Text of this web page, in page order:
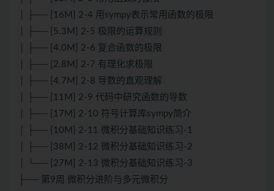
│ ├── [16M] 2-4 用sympy表示常用函数的极限
│ ├── [5.3M] 2-5 极限的运算规则
│ ├── [4.0M] 2-6 复合函数的极限
│ ├── [2.8M] 2-7 有理化求极限
│ ├── [4.7M] 2-8 导数的直观理解
│ ├── [11M] 2-9 代码中研究函数的导数
│ ├── [17M] 2-10 符号计算库sympy简介
│ ├── [10M] 2-11 微积分基础知识练习-1
│ ├── [38M] 2-12 微积分基础知识练习-2
│ └── [27M] 2-13 微积分基础知识练习-3
├── 第9周 微积分进阶与多元微积分